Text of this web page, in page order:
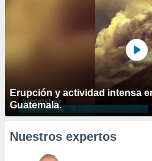
Erupción y actividad intensa
Guatemala.
Nuestros expertos